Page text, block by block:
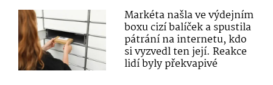
Markéta našla ve výdejním
boxu cizí balíček a spustila
pátrání na internetu, kdo
si vyzvedl ten její. Reakce
lidí byly překvapivé